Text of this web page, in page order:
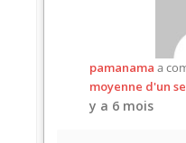
pamanama a
moyenne d'un
y a 6 mois